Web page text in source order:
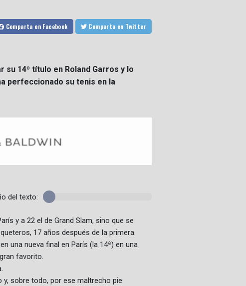
Comparta en Facebook Comparta en Twitter
su 14º título en Roland Garros y lo
perfeccionado su tenis en la
del texto:
y a 22 el de Grand Slam, sino que se
17 años después de la primera.
una nueva final en París (la 14ª) en una
favorito.
sobre todo, por ese maltrecho pie